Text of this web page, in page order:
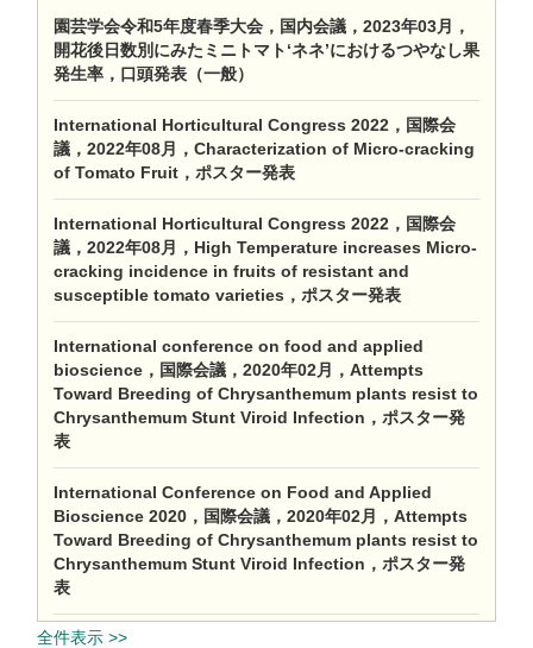
園芸学会令和5年度春季大会，国内会議，2023年03月，
開花後日数別にみたミニトマト‘ネネ’におけるつやなし果
発生率，口頭発表（一般）
International Horticultural Congress 2022，国際会
議，2022年08月，Characterization of Micro-cracking
of Tomato Fruit，ポスター発表
International Horticultural Congress 2022，国際会
議，2022年08月，High Temperature increases Micro-
cracking incidence in fruits of resistant and
susceptible tomato varieties，ポスター発表
International conference on food and applied
bioscience，国際会議，2020年02月，Attempts
Toward Breeding of Chrysanthemum plants resist to
Chrysanthemum Stunt Viroid Infection，ポスター発
表
International Conference on Food and Applied
Bioscience 2020，国際会議，2020年02月，Attempts
Toward Breeding of Chrysanthemum plants resist to
Chrysanthemum Stunt Viroid Infection，ポスター発
表
全件表示 >>